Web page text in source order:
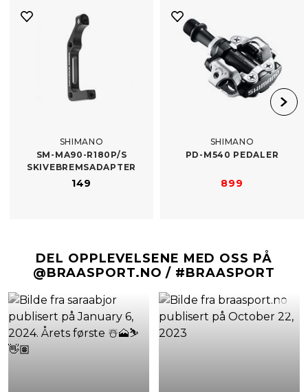
SHIMANO
SM-​MA90-R180P/​S
SKIVEBREMSADAPTER
149
SHIMANO
PD-​M540 PEDALER
899
DEL OPPLEVELSENE MED OSS PÅ
@BRAASPORT.NO / #BRAASPORT